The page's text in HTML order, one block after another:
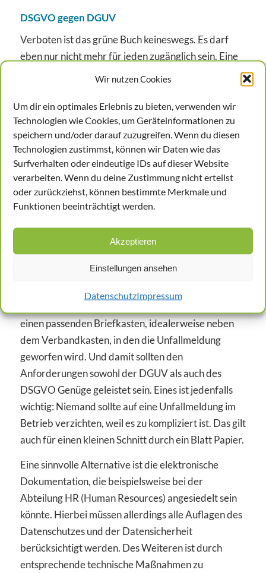
Wir nutzen Cookies
Um dir ein optimales Erlebnis zu bieten, verwenden wir
Technologien wie Cookies, um Geräteinformationen zu
speichern und/oder darauf zuzugreifen. Wenn du diesen
Technologien zustimmst, können wir Daten wie das
Surfverhalten oder eindeutige IDs auf dieser Website
verarbeiten. Wenn du deine Zustimmung nicht erteilst
oder zurückziehst, können bestimmte Merkmale und
Funktionen beeinträchtigt werden.
Akzeptieren
Einstellungen ansehen
DatenschutzImpressum
DSGVO gegen DGUV
Verboten ist das grüne Buch keineswegs. Es darf
eben nur nicht mehr für jeden zugänglich sein. Eine
(DGUV), während die
Datenschutzgrundverordnung (DSGVO)
vorschreibt, dass personenbezogene Daten
möglichst unzugänglich für Dritte aufbewahrt
werden müssen. Auf den ersten Blick scheint dieses
Dilemma kaum auflösbar.
Dabei ist die Lösung gar nicht so schwer, auch wenn
sie ein wenig Umgewöhnung erfordert. Statt eines
Buches können die Unfallmeldungen mit allen
notwendigen Angaben auch auf einem Abreißblock
einen passenden Briefkasten, idealerweise neben
dem Verbandkasten, in den die Unfallmeldung
geworfen wird. Und damit sollten den
Anforderungen sowohl der DGUV als auch des
DSGVO Genüge geleistet sein. Eines ist jedenfalls
wichtig: Niemand sollte auf eine Unfallmeldung im
Betrieb verzichten, weil es zu kompliziert ist. Das gilt
auch für einen kleinen Schnitt durch ein Blatt Papier.
Eine sinnvolle Alternative ist die elektronische
Dokumentation, die beispielsweise bei der
Abteilung HR (Human Resources) angesiedelt sein
könnte. Hierbei müssen allerdings alle Auflagen des
Datenschutzes und der Datensicherheit
berücksichtigt werden. Des Weiteren ist durch
entsprechende technische Maßnahmen zu